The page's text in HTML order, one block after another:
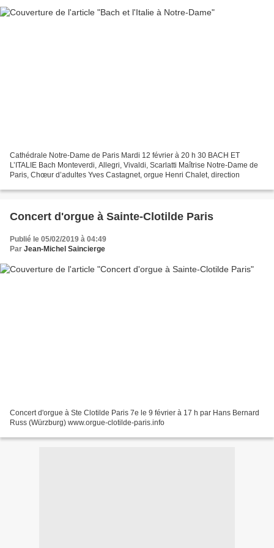
Cathédrale Notre-Dame de Paris Mardi 12 février à 20 h 30 BACH ET
L’ITALIE Bach Monteverdi, Allegri, Vivaldi, Scarlatti Maîtrise Notre-Dame de
Paris, Chœur d’adultes Yves Castagnet, orgue Henri Chalet, direction
Concert d'orgue à Sainte-Clotilde Paris
Publié le 05/02/2019 à 04:49
Par Jean-Michel Saincierge
Concert d'orgue à Ste Clotilde Paris 7e le 9 février à 17 h par Hans Bernard
Russ (Würzburg) www.orgue-clotilde-paris.info